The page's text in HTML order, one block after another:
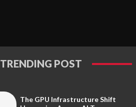
TRENDING POST
The GPU Infrastructure Shift